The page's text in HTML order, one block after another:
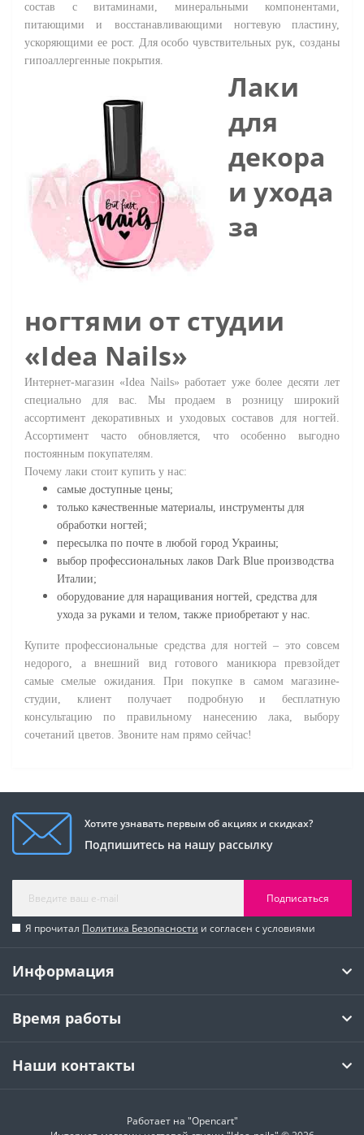
состав с витаминами, минеральными компонентами,
питающими и восстанавливающими ногтевую пластину,
ускоряющими ее рост. Для особо чувствительных рук, созданы
гипоаллергенные покрытия.
Лаки
для
декора
и ухода
за
ногтями от студии
«Idea Nails»
Интернет-магазин «Idea Nails» работает уже более десяти лет
специально для вас. Мы продаем в розницу широкий
ассортимент декоративных и уходовых составов для ногтей.
Ассортимент часто обновляется, что особенно выгодно
постоянным покупателям.
Почему лаки стоит купить у нас:
самые доступные цены;
только качественные материалы, инструменты для
обработки ногтей;
пересылка по почте в любой город Украины;
выбор профессиональных лаков Dark Blue производства
Италии;
оборудование для наращивания ногтей, средства для
ухода за руками и телом, также приобретают у нас.
Купите профессиональные средства для ногтей – это совсем
недорого, а внешний вид готового маникюра превзойдет
самые смелые ожидания. При покупке в самом магазине-
студии, клиент получает подробную и бесплатную
консультацию по правильному нанесению лака, выбору
сочетаний цветов. Звоните нам прямо сейчас!
Хотите узнавать первым об акциях и скидках?
Подпишитесь на нашу рассылку
Подписаться
Я прочитал Политика Безопасности и согласен с условиями
Информация
Время работы
Наши контакты
Работает на "Opencart"